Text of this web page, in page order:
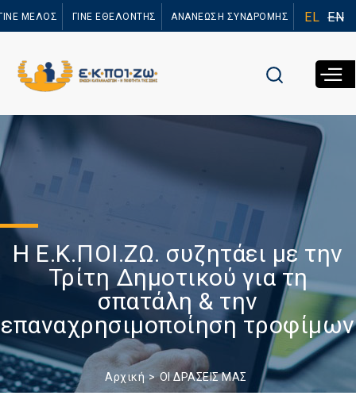
προς το
ΜΕΛΟΣ ΓΙΝΕ ΕΘΕΛΟΝΤΗΣ ΑΝΑΝΕΩΣΗ ΣΥΝΔΡΟΜΗΣ EL EN
Η Ε.Κ.ΠΟΙ.ΖΩ. συζητάει με την
Τρίτη Δημοτικού για τη
σπατάλη & την
επαναχρησιμοποίηση τροφίμων
Αρχική ΟΙ ΔΡΑΣΕΙΣ ΜΑΣ